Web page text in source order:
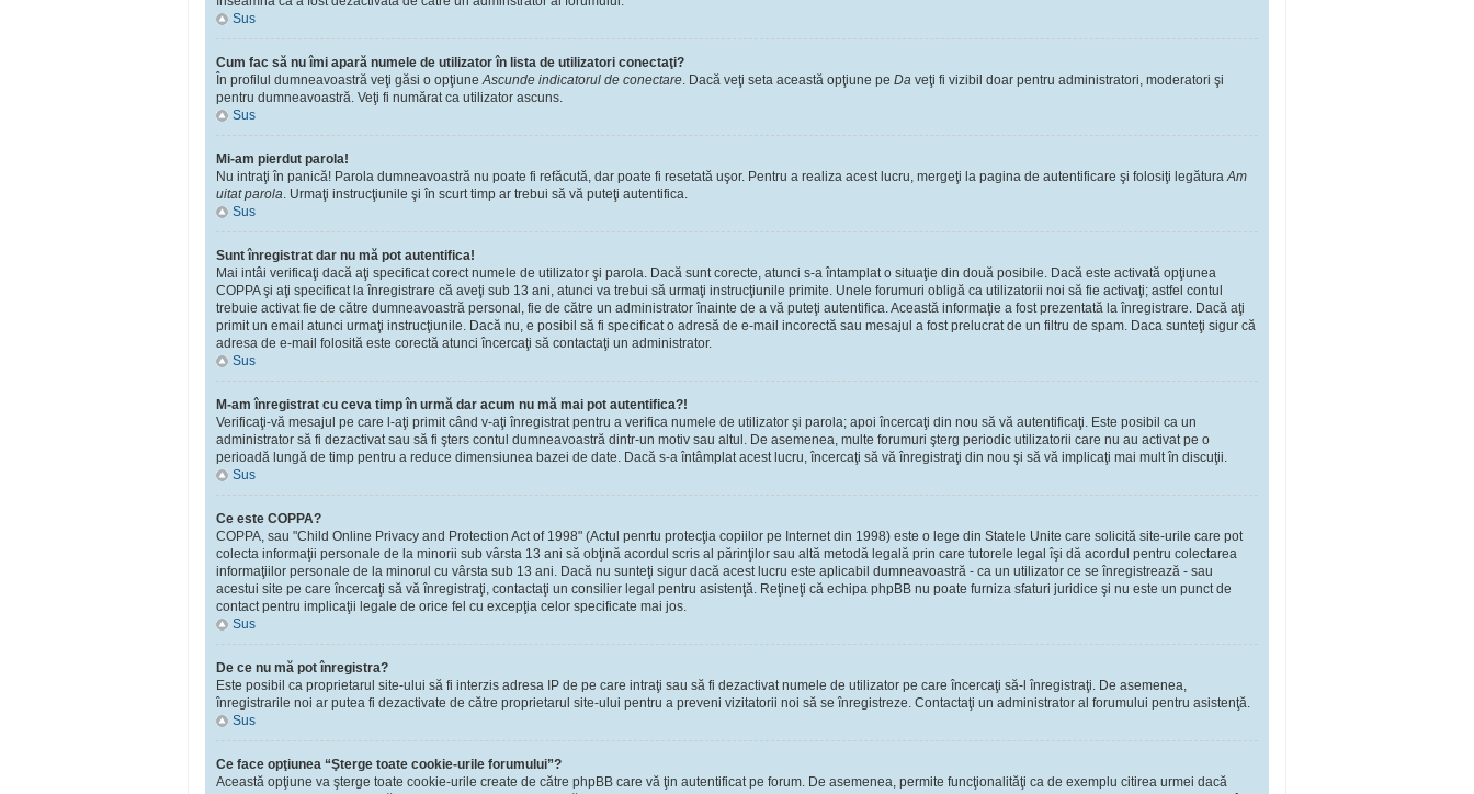
Sus
Cum fac să nu îmi apară numele de utilizator în lista de utilizatori conectaţi?
În profilul dumneavoastră veţi găsi o opţiuneAscunde indicatorul de conectare. Dacă veţi seta această opţiune pe Da veţi fi vizibil doar pentru administratori, moderatori şi
pentru dumneavoastră. Veţi fi numărat ca utilizator ascuns.
Sus
Mi-am pierdut parola!
Nu intraţi în panică! Parola dumneavoastră nu poate fi refăcută, dar poate fi resetată uşor. Pentru a realiza acest lucru, mergeţi la pagina de autentificare şi folosiţi legăturaAm
uitat parola. Urmaţi instrucţiunile şi în scurt timp ar trebui să vă puteţi autentifica.
Sus
Sunt înregistrat dar nu mă pot autentifica!
Mai intâi verificaţi dacă aţi specificat corect numele de utilizator şi parola. Dacă sunt corecte, atunci s-a întamplat o situaţie din două posibile. Dacă este activată opţiunea
COPPA şi aţi specificat la înregistrare că aveţi sub 13 ani, atunci va trebui să urmaţi instrucţiunile primite. Unele forumuri obligă ca utilizatorii noi să fie activaţi; astfel contul
trebuie activat fie de către dumneavoastră personal, fie de către un administrator înainte de a vă puteţi autentifica. Această informaţie a fost prezentată la înregistrare. Dacă aţi
primit un email atunci urmaţi instrucţiunile. Dacă nu, e posibil să fi specificat o adresă de e-mail incorectă sau mesajul a fost prelucrat de un filtru de spam. Daca sunteţi sigur că
adresa de e-mail folosită este corectă atunci încercaţi să contactaţi un administrator.
Sus
M-am înregistrat cu ceva timp în urmă dar acum nu mă mai pot autentifica?!
Verificaţi-vă mesajul pe care l-aţi primit când v-aţi înregistrat pentru a verifica numele de utilizator şi parola; apoi încercaţi din nou să vă autentificaţi. Este posibil ca un
administrator să fi dezactivat sau să fi şters contul dumneavoastră dintr-un motiv sau altul. De asemenea, multe forumuri şterg periodic utilizatorii care nu au activat pe o
perioadă lungă de timp pentru a reduce dimensiunea bazei de date. Dacă s-a întâmplat acest lucru, încercaţi să vă înregistraţi din nou şi să vă implicaţi mai mult în discuţii.
Sus
Ce este COPPA?
COPPA, sau "Child Online Privacy and Protection Act of 1998" (Actul penrtu protecţia copiilor pe Internet din 1998) este o lege din Statele Unite care solicită site-urile care pot
colecta informaţii personale de la minorii sub vârsta 13 ani să obţină acordul scris al părinţilor sau altă metodă legală prin care tutorele legal îşi dă acordul pentru colectarea
informaţiilor personale de la minorul cu vârsta sub 13 ani. Dacă nu sunteţi sigur dacă acest lucru este aplicabil dumneavoastră - ca un utilizator ce se înregistrează - sau
acestui site pe care încercaţi să vă înregistraţi, contactaţi un consilier legal pentru asistenţă. Reţineţi că echipa phpBB nu poate furniza sfaturi juridice şi nu este un punct de
contact pentru implicaţii legale de orice fel cu excepţia celor specificate mai jos.
Sus
De ce nu mă pot înregistra?
Este posibil ca proprietarul site-ului să fi interzis adresa IP de pe care intraţi sau să fi dezactivat numele de utilizator pe care încercaţi să-l înregistraţi. De asemenea,
înregistrarile noi ar putea fi dezactivate de către proprietarul site-ului pentru a preveni vizitatorii noi să se înregistreze. Contactaţi un administrator al forumului pentru asistenţă.
Sus
Ce face opţiunea “Şterge toate cookie-urile forumului”?
Această opţiune va şterge toate cookie-urile create de către phpBB care vă ţin autentificat pe forum. De asemenea, permite funcţionalităţi ca de exemplu citirea urmei dacă